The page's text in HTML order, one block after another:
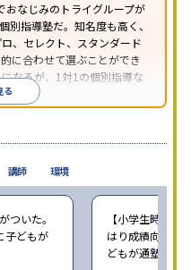
おなじみのトライグループが
別指導塾だ。知名度も高く、
、セレクト、スタンダード
に合わせて選ぶことができ
なるが、1対1の個別指導な
る
ついた。
子どもが
【小学生時の通
はり成績向上に
どもが通塾。回
講師 環境